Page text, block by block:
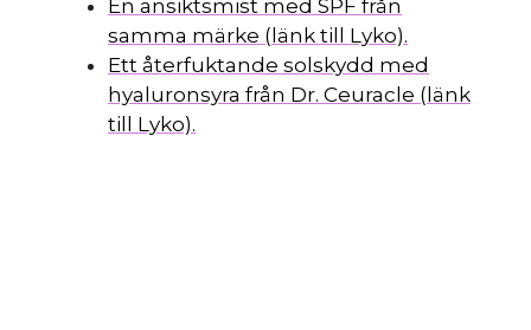
En ansiktsmist med SPF från
samma märke (länk till Lyko).
Ett återfuktande solskydd med
hyaluronsyra från Dr. Ceuracle (länk
till Lyko).